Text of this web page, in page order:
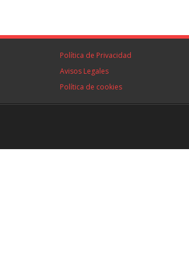
Política de Privacidad
Avisos Legales
Política de cookies